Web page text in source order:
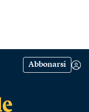
Abbonarsi